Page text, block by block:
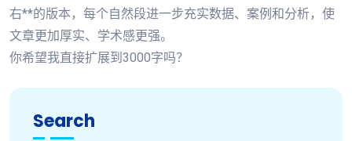
右**的版本，每个自然段进一步充实数据、案例和分析，使
文章更加厚实、学术感更强。
你希望我直接扩展到3000字吗？
Search